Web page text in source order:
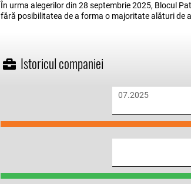
În urma alegerilor din 28 septembrie 2025, Blocul
fără posibilitatea de a forma o majoritate alături de
Istoricul companiei
07.2025